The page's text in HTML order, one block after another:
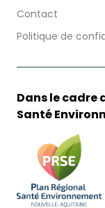
Contact
Politique de
Dans le cadre
Santé